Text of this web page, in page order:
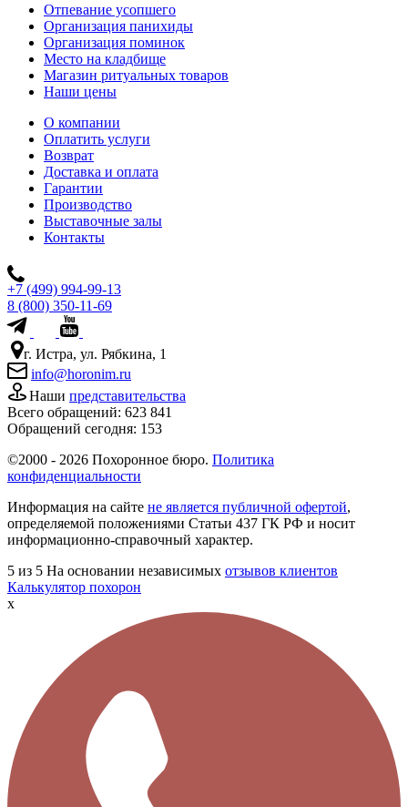
Отпевание усопшего
Организация панихиды
Организация поминок
Место на кладбище
Магазин ритуальных товаров
Наши цены
О компании
Оплатить услуги
Возврат
Доставка и оплата
Гарантии
Производство
Выставочные залы
Контакты
+7 (499) 994-99-13
8 (800) 350-11-69
г. Истра, ул. Рябкина, 1
info@horonim.ru
Наши представительства
Всего обращений: 623 841
Обращений сегодня: 153
©2000 - 2026 Похоронное бюро. Политика
конфиденциальности
Информация на сайте не является публичной офертой,
определяемой положениями Статьи 437 ГК РФ и носит
информационно-справочный характер.
5 из 5 На основании независимых отзывов клиентов
Калькулятор похорон
x